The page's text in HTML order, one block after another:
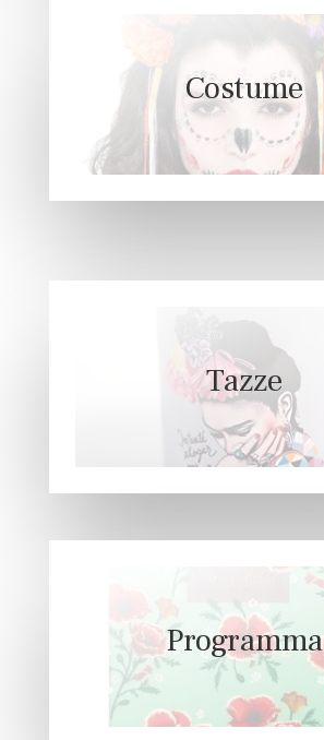
Costume
Tazze
Programma